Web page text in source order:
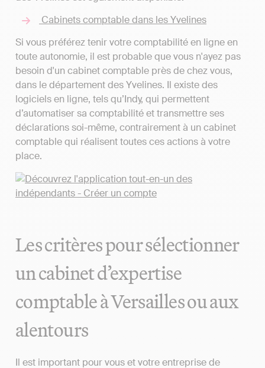
Cabinets comptable dans les Yvelines
Si vous préférez tenir votre comptabilité en ligne en
toute autonomie, il est probable que vous n'ayez pas
besoin d'un cabinet comptable près de chez vous,
dans le département des Yvelines. Il existe des
logiciels en ligne, tels qu’Indy, qui permettent
d’automatiser sa comptabilité et transmettre ses
déclarations soi-même, contrairement à un cabinet
comptable qui réalisent toutes ces actions à votre
place.
Les critères pour sélectionner
un cabinet d’expertise
comptable à Versailles ou aux
alentours
Il est important pour vous et votre entreprise de